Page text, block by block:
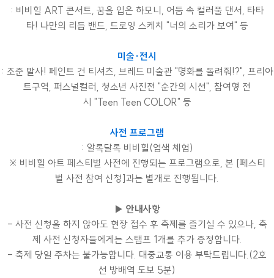
: 비비힐 ART 콘서트, 꿈을 입은 하모니, 어둠 속 컬러풀 댄서, 타타
타! 나만의 리듬 밴드, 드로잉 스케치 "너의 소리가 보여" 등
미술·전시
: 조준 발사! 페인트 건 티셔츠, 브레드 미술관 "명화를 돌려줘!?", 프리아
트구역, 퍼스널컬러, 청소년 사진전 "순간의 시선", 참여형 전
시 "Teen Teen COLOR" 등
사전 프로그램
: 알록달록 비비힐(염색 체험)
※ 비비힐 아트 페스티벌 사전에 진행되는 프로그램으로, 본 [페스티
벌 사전 참여 신청]과는 별개로 진행됩니다.
▶ 안내사항
- 사전 신청을 하지 않아도 현장 접수 후 축제를 즐기실 수 있으나, 축
제 사전 신청자들에게는 스탬프 1개를 추가 증정합니다.
- 축제 당일 주차는 불가능합니다. 대중교통 이용 부탁드립니다.(2호
선 방배역 도보 5분)